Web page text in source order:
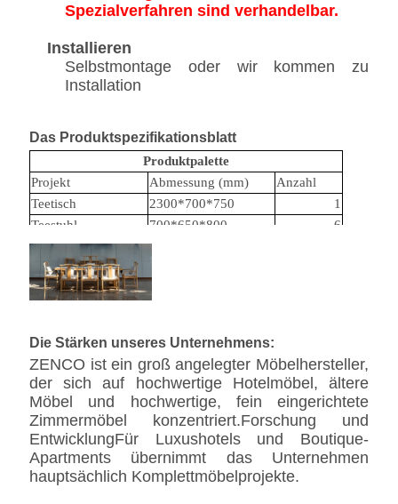
Spezialverfahren sind verhandelbar.
Installieren
Selbstmontage oder wir kommen zu
Installation
Das Produktspezifikationsblatt
Produktpalette
Projekt
Abmessung (mm)
Anzahl
Teetisch
2300*700*750
1
Teestuhl
700*650*800
6
Kaffeetisch
700*700*550
Die Stärken unseres Unternehmens:
ZENCO ist ein groß angelegter Möbelhersteller,
der sich auf hochwertige Hotelmöbel, ältere
Möbel und hochwertige, fein eingerichtete
Zimmermöbel konzentriert.Forschung und
EntwicklungFür Luxushotels und Boutique-
Apartments übernimmt das Unternehmen
hauptsächlich Komplettmöbelprojekte.